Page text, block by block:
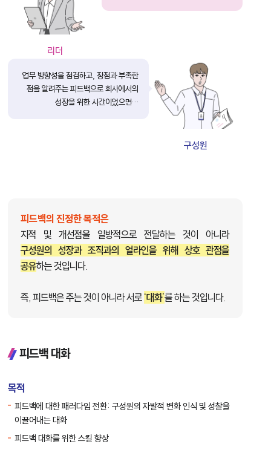
리더
구성원
업무 방향성을 점검하고, 장점과 부족한
점을 알려주는 피드백으로 회사에서의
성장을 위한 시간이었으면…
피드백의 진정한 목적은
지적 및 개선점을 일방적으로 전달하는 것이 아니라
구성원의 성장과 조직과의 얼라인을 위해 상호 관점을
공유하는 것입니다.
즉, 피드백은 주는 것이 아니라 서로‘대화’를 하는 것입니다.
피드백 대화
목적
피드백에 대한 패러다임 전환: 구성원의 자발적 변화 인식 및 성찰을
이끌어내는 대화
피드백 대화를 위한 스킬 향상